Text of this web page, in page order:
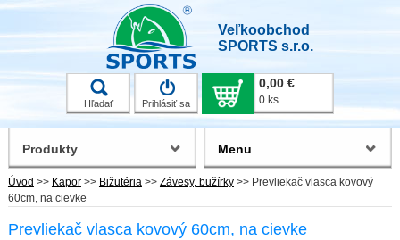
Veľkoobchod
SPORTS s.r.o.
Hľadať Prihlásiť sa
0,00 €
0 ks
Úvod >> Kapor >> Bižutéria >> Závesy, bužírky >> Prevliekač vlasca kovový
60cm, na cievke
Prevliekač vlasca kovový 60cm, na cievke
Produkty Menu